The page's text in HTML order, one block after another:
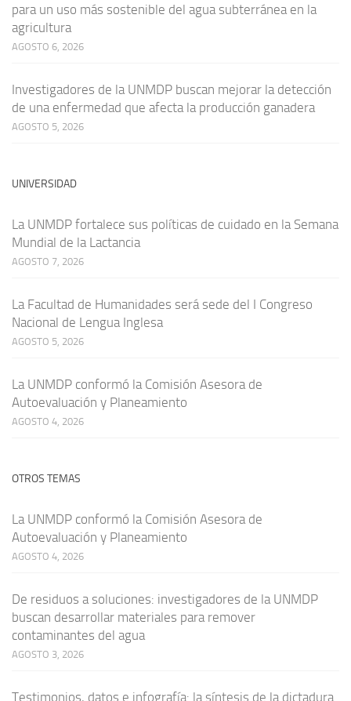
para un uso más sostenible del agua subterránea en la
agricultura
AGOSTO 6, 2026
Investigadores de la UNMDP buscan mejorar la detección
de una enfermedad que afecta la producción ganadera
AGOSTO 5, 2026
UNIVERSIDAD
La UNMDP fortalece sus políticas de cuidado en la Semana
Mundial de la Lactancia
AGOSTO 7, 2026
La Facultad de Humanidades será sede del I Congreso
Nacional de Lengua Inglesa
AGOSTO 5, 2026
La UNMDP conformó la Comisión Asesora de
Autoevaluación y Planeamiento
AGOSTO 4, 2026
OTROS TEMAS
La UNMDP conformó la Comisión Asesora de
Autoevaluación y Planeamiento
AGOSTO 4, 2026
De residuos a soluciones: investigadores de la UNMDP
buscan desarrollar materiales para remover
contaminantes del agua
AGOSTO 3, 2026
Testimonios, datos e infografía: la síntesis de la dictadura